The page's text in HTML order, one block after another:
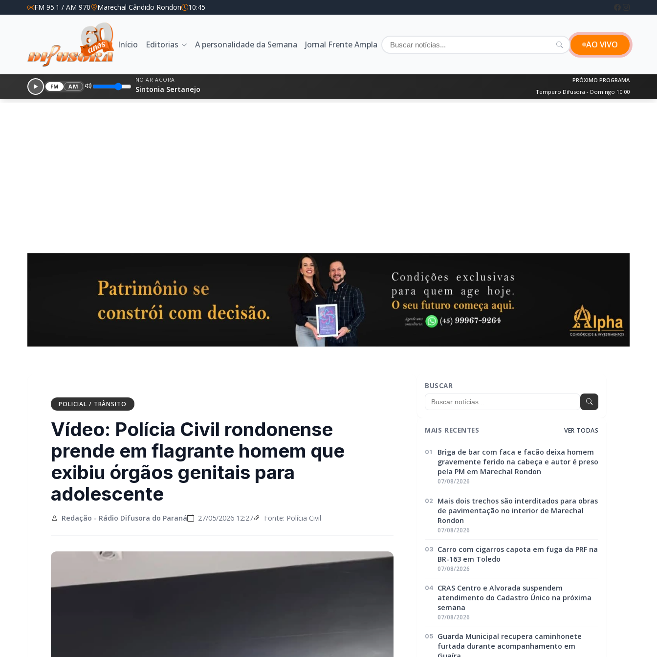
FM 95.1 / AM 970 Marechal Cândido Rondon 10:45
Início Editorias A personalidade da Semana Jornal Frente Ampla AO VIVO
FM AM
NO AR AGORA
Sintonia Sertanejo
PRÓXIMO PROGRAMA
Tempero Difusora - Domingo 10:00
POLICIAL / TRÂNSITO
Vídeo: Polícia Civil rondonense
prende em flagrante homem que
exibiu órgãos genitais para
adolescente
Redação - Rádio Difusora do Paraná 27/05/2026 12:27 Fonte: Polícia Civil
BUSCAR
MAIS RECENTES VER TODAS
01
Briga de bar com faca e facão deixa homem
gravemente ferido na cabeça e autor é preso
pela PM em Marechal Rondon
07/08/2026
02
Mais dois trechos são interditados para obras
de pavimentação no interior de Marechal
Rondon
07/08/2026
03
Carro com cigarros capota em fuga da PRF na
BR-163 em Toledo
07/08/2026
04
CRAS Centro e Alvorada suspendem
atendimento do Cadastro Único na próxima
semana
07/08/2026
05
Guarda Municipal recupera caminhonete
furtada durante acompanhamento em